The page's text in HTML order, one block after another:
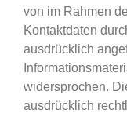
von im Rahmen
Kontaktdaten
ausdrücklich
widersprochen.
ausdrücklich